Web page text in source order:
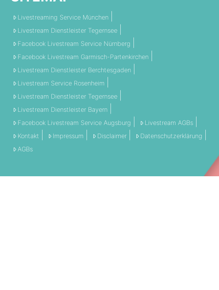
Livestreaming Service München
Livestream Dienstleister Tegernsee
Facebook Livestream Service Nürnberg
Facebook Livestream Garmisch-Partenkirchen
Livestream Dienstleister Berchtesgaden
Livestream Service Rosenheim
Livestream Dienstleister Tegernsee
Livestream Dienstleister Bayern
Facebook Livestream Service Augsburg
Livestream AGBs
Kontakt
Impressum Disclaimer
Datenschutzerklärung
AGBs